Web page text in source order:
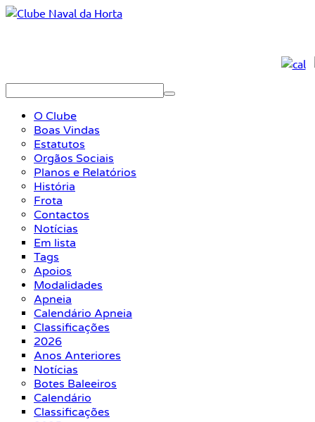
O Clube
Boas Vindas
Estatutos
Orgãos Sociais
Planos e Relatórios
História
Frota
Contactos
Notícias
Em lista
Tags
Apoios
Modalidades
Apneia
Calendário Apneia
Classificações
2026
Anos Anteriores
Notícias
Botes Baleeiros
Calendário
Classificações